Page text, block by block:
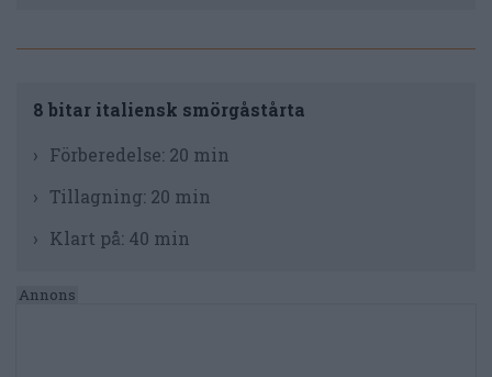
8 bitar italiensk smörgåstårta
Förberedelse: 20 min
Tillagning: 20 min
Klart på: 40 min